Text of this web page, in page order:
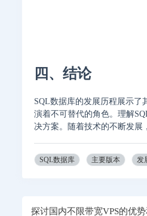
四、结论
SQL数据库的发展历程展示了
演着不可替代的角色。理解
决方案。随着技术的不断发展
SQL数据库 主要版本 发
探讨国内不限带宽VPS的优